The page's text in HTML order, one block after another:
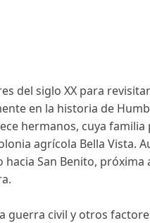
del siglo XX para
en la historia de
hermanos, cuya
agrícola Bella Vista.
San Benito,
guerra civil y otros